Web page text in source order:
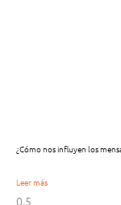
¿Cómo nos influyen los
Leer más